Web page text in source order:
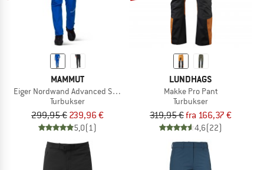
MAMMUT
Eiger Nordwand Advanced Softshell Pants
Turbukser
299,95 € 239,96 €
5,0(1)
LUNDHAGS
Makke Pro Pant
Turbukser
319,95 €fra 166,37 €
4,6(22)